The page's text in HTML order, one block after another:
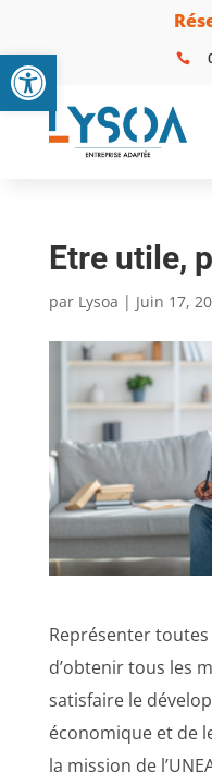
Ouvrir la barre d’outils 
Etre utile,
par Lysoa | Juin 17,
Représenter
d’obtenir tous les
satisfaire le
économique et de
la mission de